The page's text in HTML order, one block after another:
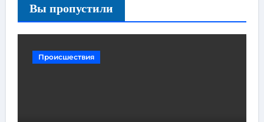
Вы пропустили
Происшествия